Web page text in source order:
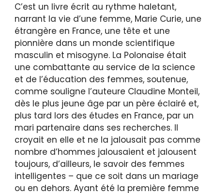
C’est un livre écrit au rythme haletant,
narrant la vie d’une femme, Marie Curie, une
étrangère en France, une tête et une
pionnière dans un monde scientifique
masculin et misogyne. La Polonaise était
une combattante au service de la science
et de l’éducation des femmes, soutenue,
comme souligne l’auteure Claudine Monteil,
dès le plus jeune âge par un père éclairé et,
plus tard lors des études en France, par un
mari partenaire dans ses recherches. Il
croyait en elle et ne la jalousait pas comme
nombre d’hommes jalousaient et jalousent
toujours, d’ailleurs, le savoir des femmes
intelligentes – que ce soit dans un mariage
ou en dehors. Ayant été la première femme